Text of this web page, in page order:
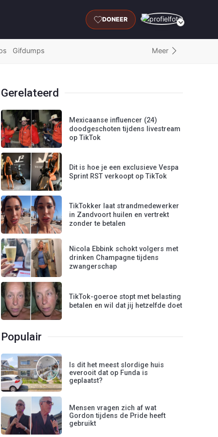
DONEER
Gifdumps Meer
Gerelateerd
Mexicaanse influencer (24)
doodgeschoten tijdens livestream
op TikTok
Dit is hoe je een exclusieve Vespa
Sprint RST verkoopt op TikTok
TikTokker laat strandmedewerker
in Zandvoort huilen en vertrekt
zonder te betalen
Nicola Ebbink schokt volgers met
drinken Champagne tijdens
zwangerschap
TikTok-goeroe stopt met belasting
betalen en wil dat jij hetzelfde doet
Populair
Is dit het meest slordige huis
everooit dat op Funda is
geplaatst?
Mensen vragen zich af wat
Gordon tijdens de Pride heeft
gebruikt